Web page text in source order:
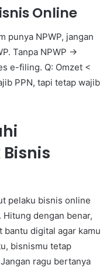
Online
punya NPWP, jangan
Tanpa NPWP →
e-filing. Q: Omzet <
PPN, tapi tetap wajib
pelaku bisnis online
dengan benar,
bantu digital agar kamu
bisnismu tetap
ragu bertanya